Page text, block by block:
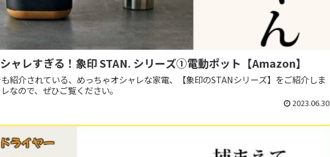
ャレすぎる！象印 STAN. シリーズ①電動ポット【Amazon】
紹介されている、めっちゃオシャレな家電、【象印のSTANシリーズ】をご紹介しま
なので、ぜひご覧ください。
2023.06.30